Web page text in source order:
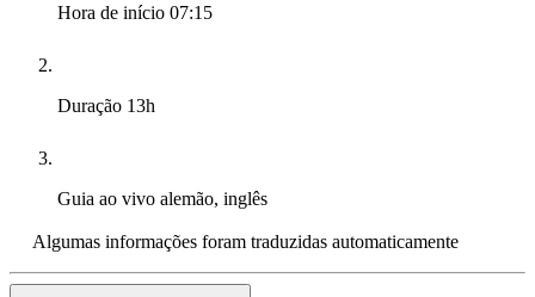
Hora de início 07:15
Duração 13h
Guia ao vivo alemão, inglês
Algumas informações foram traduzidas automaticamente